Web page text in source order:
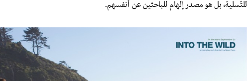
للتّسلية، بل هو مصدر إلهام للباحثين عن أنفسهم.